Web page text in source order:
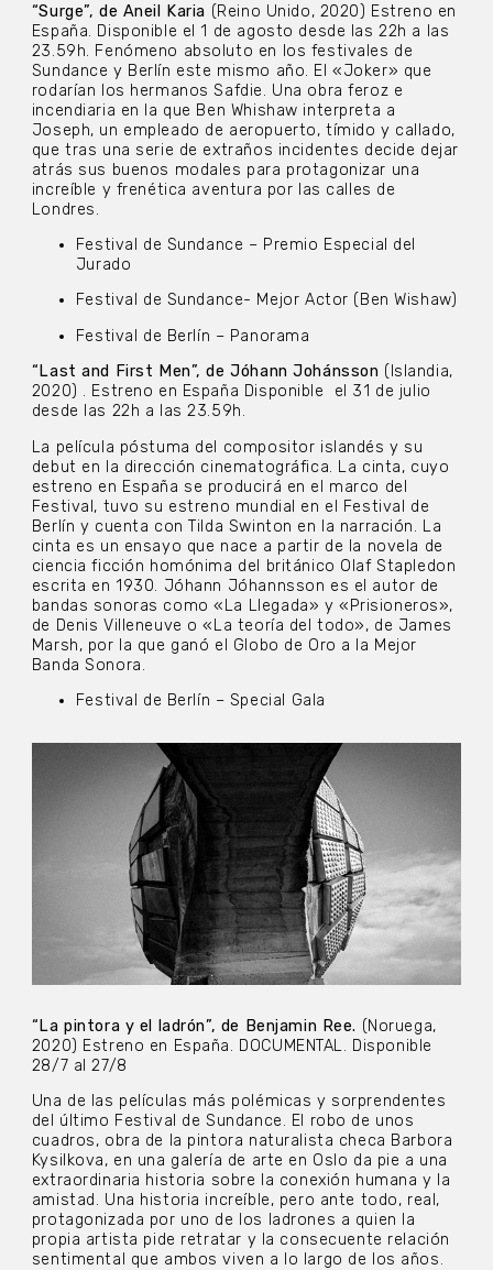
“Surge”, de Aneil Karia (Reino Unido, 2020) Estreno en
España. Disponible el 1 de agosto desde las 22h a las
23.59h. Fenómeno absoluto en los festivales de
Sundance y Berlín este mismo año. El «Joker» que
rodarían los hermanos Safdie. Una obra feroz e
incendiaria en la que Ben Whishaw interpreta a
Joseph, un empleado de aeropuerto, tímido y callado,
que tras una serie de extraños incidentes decide dejar
atrás sus buenos modales para protagonizar una
increíble y frenética aventura por las calles de
Londres.
Festival de Sundance – Premio Especial del
Jurado
Festival de Sundance- Mejor Actor (Ben Wishaw)
Festival de Berlín – Panorama
“Last and First Men”, de Jóhann Johánsson (Islandia,
2020) . Estreno en España Disponible el 31 de julio
desde las 22h a las 23.59h.
La película póstuma del compositor islandés y su
debut en la dirección cinematográfica. La cinta, cuyo
estreno en España se producirá en el marco del
Festival, tuvo su estreno mundial en el Festival de
Berlín y cuenta con Tilda Swinton en la narración. La
cinta es un ensayo que nace a partir de la novela de
ciencia ficción homónima del británico Olaf Stapledon
escrita en 1930. Jóhann Jóhannsson es el autor de
bandas sonoras como «La Llegada» y «Prisioneros»,
de Denis Villeneuve o «La teoría del todo», de James
Marsh, por la que ganó el Globo de Oro a la Mejor
Banda Sonora.
Festival de Berlín – Special Gala
“La pintora y el ladrón”, de Benjamin Ree. (Noruega,
2020) Estreno en España. DOCUMENTAL. Disponible
28/7 al 27/8
Una de las películas más polémicas y sorprendentes
del último Festival de Sundance. El robo de unos
cuadros, obra de la pintora naturalista checa Barbora
Kysilkova, en una galería de arte en Oslo da pie a una
extraordinaria historia sobre la conexión humana y la
amistad. Una historia increíble, pero ante todo, real,
protagonizada por uno de los ladrones a quien la
propia artista pide retratar y la consecuente relación
sentimental que ambos viven a lo largo de los años.